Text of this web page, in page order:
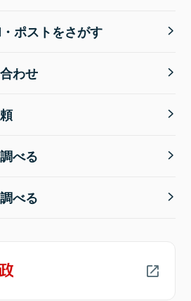
ポストをさがす
わせ
べる
べる